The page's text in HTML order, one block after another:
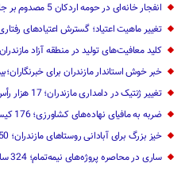
انفجار خانه‌ای در حومه اردکان 5 مصدوم بر جای گذاشت
تغییر ماهیت ‌اعتیاد؛ گسترش اعتیادهای
کلید معافیت‌های تولید در منطقه آزاد
خبر خوش استاندار مازندران برای
تغییر ژنتیک‌ در دامداری مازندران؛ 17 هزار رأس دام سنگین ‌اصلاح نژاد شد
ضربه ‌به مافیای نهاده‌های کشاورزی؛ 176 کیسه کود شیمیایی توقیف شد
خیز بزرگ برای آبادانی روستاهای مازندران؛ 850 طرح هادی ‌اجرا می‌شود
ساری در محاصره پروژه‌های نیمه‌تمام؛ 324 سالهاست خاک می‌خورد!